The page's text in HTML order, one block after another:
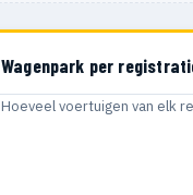
Wagenpark per
Hoeveel voertuigen van elk